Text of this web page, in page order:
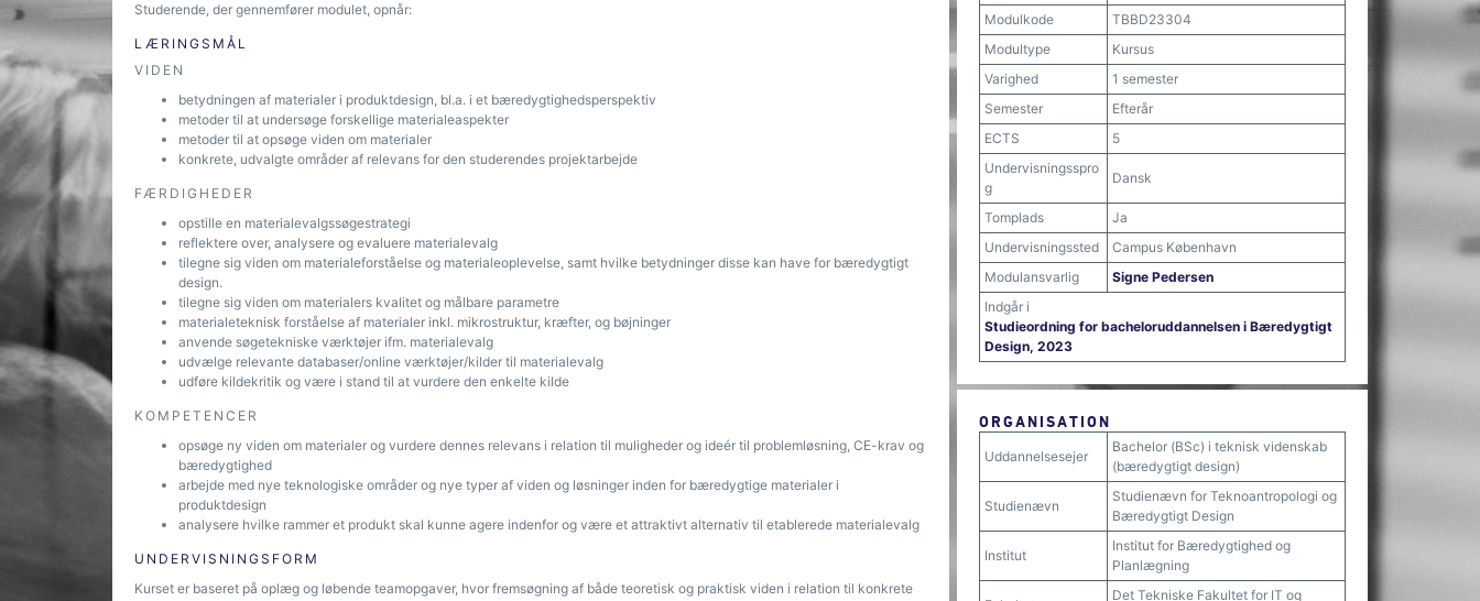
Studerende, der gennemfører modulet, opnår:
LÆRINGSMÅL
VIDEN
betydningen af materialer i produktdesign, bl.a. i et bæredygtighedsperspektiv
metoder til at undersøge forskellige materialeaspekter
metoder til at opsøge viden om materialer
konkrete, udvalgte områder af relevans for den studerendes projektarbejde
FÆRDIGHEDER
opstille en materialevalgssøgestrategi
reflektere over, analysere og evaluere materialevalg
tilegne sig viden om materialeforståelse og materialeoplevelse, samt hvilke betydninger disse kan have for bæredygtigt
design.
tilegne sig viden om materialers kvalitet og målbare parametre
materialeteknisk forståelse af materialer inkl. mikrostruktur, kræfter, og bøjninger
anvende søgetekniske værktøjer ifm. materialevalg
udvælge relevante databaser/online værktøjer/kilder til materialevalg
udføre kildekritik og være i stand til at vurdere den enkelte kilde
KOMPETENCER
opsøge ny viden om materialer og vurdere dennes relevans i relation til muligheder og ideér til problemløsning, CE-krav og
bæredygtighed
arbejde med nye teknologiske områder og nye typer af viden og løsninger inden for bæredygtige materialer i
produktdesign
analysere hvilke rammer et produkt skal kunne agere indenfor og være et attraktivt alternativ til etablerede materialevalg
UNDERVISNINGSFORM
Kurset er baseret på oplæg og løbende teamopgaver, hvor fremsøgning af både teoretisk og praktisk viden i relation til konkrete
Modulkode
TBBD23304
Modultype
Kursus
Varighed
1 semester
Semester
Efterår
ECTS
5
Undervisningsspro
g
Dansk
Tomplads
Ja
Undervisningssted
Campus København
Modulansvarlig
Signe Pedersen
Indgår i
Studieordning for bacheloruddannelsen i Bæredygtigt
Design, 2023
ORGANISATION
Uddannelsesejer
Bachelor (BSc) i teknisk videnskab
(bæredygtigt design)
Studienævn
Studienævn for Teknoantropologi og
Bæredygtigt Design
Institut
Institut for Bæredygtighed og
Planlægning
Det Tekniske Fakultet for IT og